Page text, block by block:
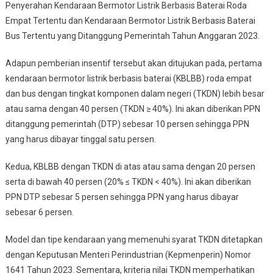
Penyerahan Kendaraan Bermotor Listrik Berbasis Baterai Roda
Empat Tertentu dan Kendaraan Bermotor Listrik Berbasis Baterai
Bus Tertentu yang Ditanggung Pemerintah Tahun Anggaran 2023.
Adapun pemberian insentif tersebut akan ditujukan pada, pertama
kendaraan bermotor listrik berbasis baterai (KBLBB) roda empat
dan bus dengan tingkat komponen dalam negeri (TKDN) lebih besar
atau sama dengan 40 persen (TKDN ≥ 40%). Ini akan diberikan PPN
ditanggung pemerintah (DTP) sebesar 10 persen sehingga PPN
yang harus dibayar tinggal satu persen.
Kedua, KBLBB dengan TKDN di atas atau sama dengan 20 persen
serta di bawah 40 persen (20% ≤ TKDN < 40%). Ini akan diberikan
PPN DTP sebesar 5 persen sehingga PPN yang harus dibayar
sebesar 6 persen.
Model dan tipe kendaraan yang memenuhi syarat TKDN ditetapkan
dengan Keputusan Menteri Perindustrian (Kepmenperin) Nomor
1641 Tahun 2023. Sementara, kriteria nilai TKDN memperhatikan